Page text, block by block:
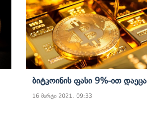
Ბიტკოინის Ფასი 9%-Ით Დაეცა
16 მარტი 2021, 09:33